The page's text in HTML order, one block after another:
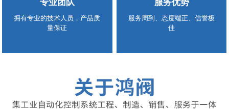
专业团队
拥有专业的技术人员，产品质
量保证
服务优势
服务周到、态度端正、信誉极
佳